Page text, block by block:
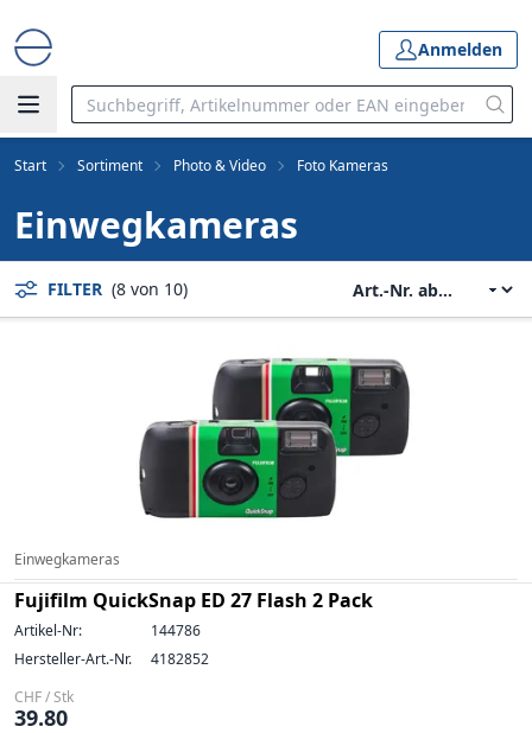
Anmelden
Start Sortiment Photo & Video Foto Kameras
Einwegkameras
FILTER (8 von 10)
Einwegkameras
Fujifilm QuickSnap ED 27 Flash 2 Pack
Artikel-Nr:
144786
Hersteller-Art.-Nr.
4182852
CHF / Stk
39.80